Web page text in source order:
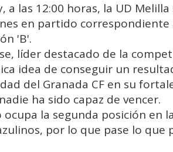
a las 12:00 horas, la UD
en partido correspondiente
'B'.
líder destacado de la
idea de conseguir un
del Granada CF en su
ha sido capaz de vencer.
la segunda posición en
por lo que pase lo que